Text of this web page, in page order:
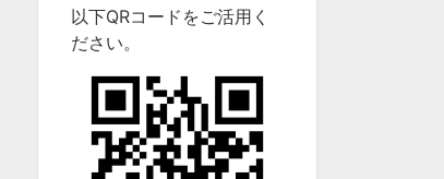
以下QRコードをご活用く
ださい。